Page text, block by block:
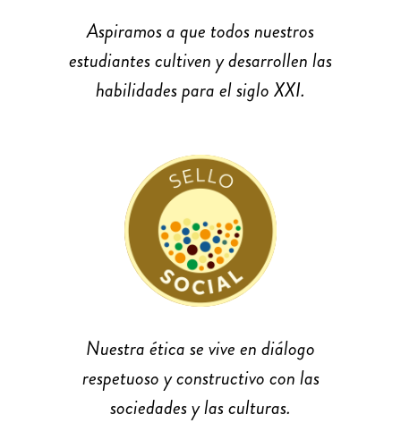
Aspiramos a que todos nuestros
estudiantes cultiven y desarrollen las
habilidades para el siglo XXI.
Nuestra ética se vive en diálogo
respetuoso y constructivo con las
sociedades y las culturas.